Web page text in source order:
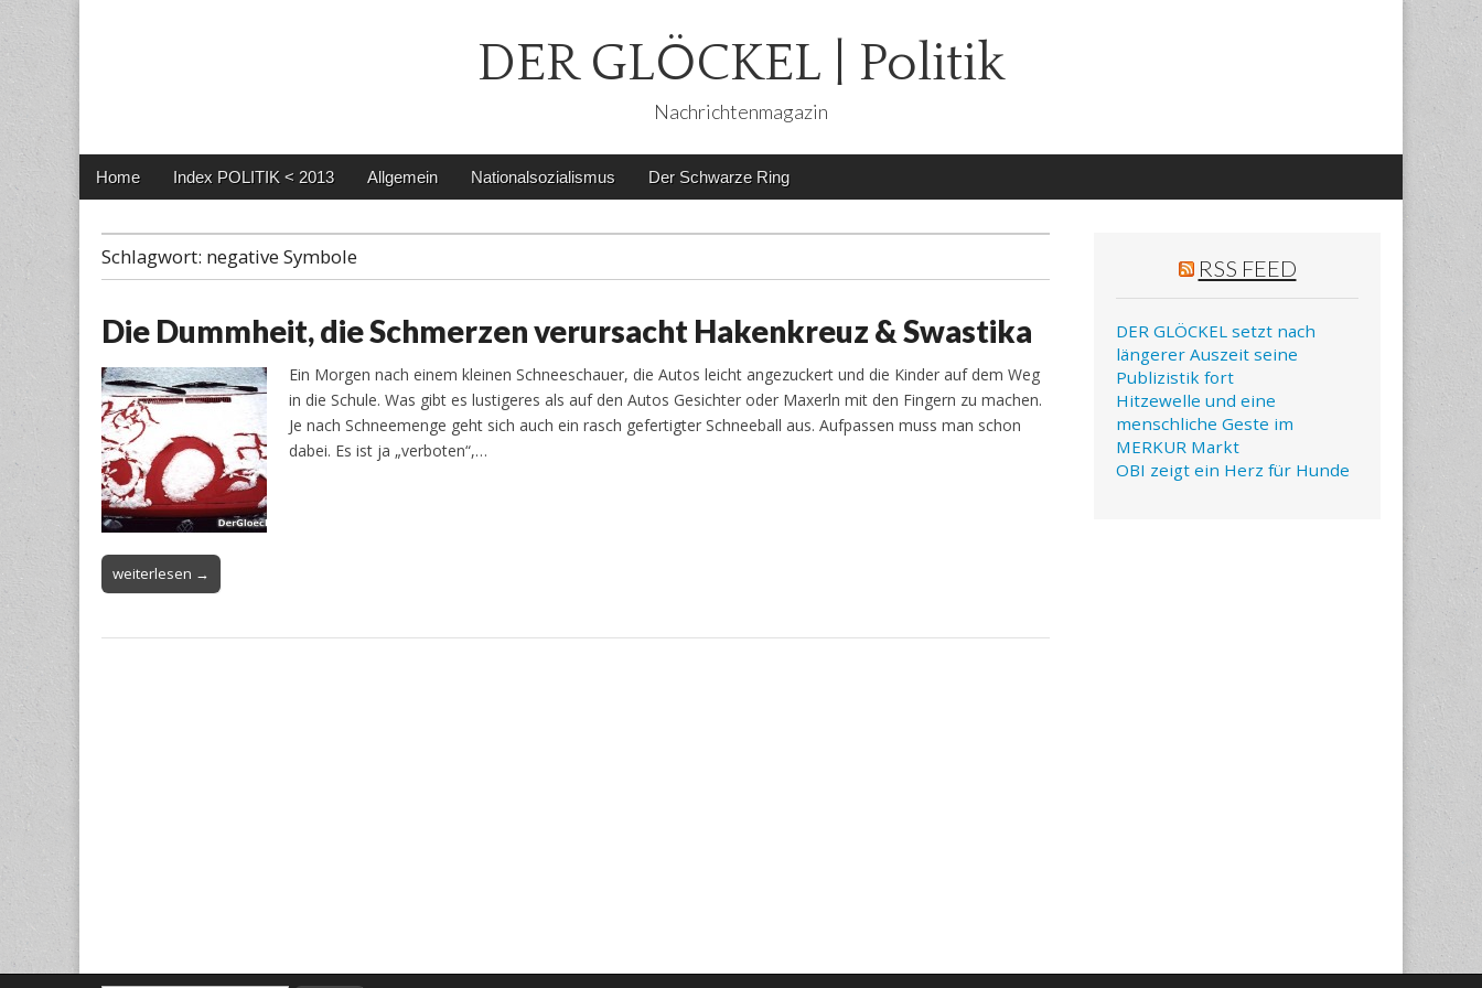
DER GLÖCKEL | Politik
Nachrichtenmagazin
Main
Skip
Home Index POLITIK < 2013 Allgemein Nationalsozialismus Der Schwarze Ring
Schlagwort: negative Symbole
Die Dummheit, die Schmerzen verursacht Hakenkreuz & Swastika
Ein Morgen nach einem kleinen Schneeschauer, die Autos leicht angezuckert und die Kinder auf dem Weg
in die Schule. Was gibt es lustigeres als auf den Autos Gesichter oder Maxerln mit den Fingern zu machen.
Je nach Schneemenge geht sich auch ein rasch gefertigter Schneeball aus. Aufpassen muss man schon
dabei. Es ist ja „verboten“,…
weiterlesen →
RSS FEED
DER GLÖCKEL setzt nach
längerer Auszeit seine
Publizistik fort
Hitzewelle und eine
menschliche Geste im
MERKUR Markt
OBI zeigt ein Herz für Hunde